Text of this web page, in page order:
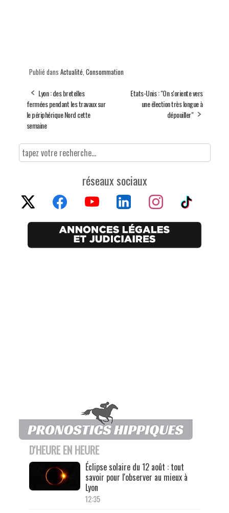
Publié dans Actualité Consommation
Lyon : des bretelles
fermées pendant les travaux sur
le périphérique Nord cette
semaine
Etats-Unis : "On s'oriente vers
une élection très longue à
dépouiller"
réseaux sociaux
D'HEURE EN HEURE
Éclipse solaire du 12 août : tout
savoir pour l'observer au mieux à
Lyon
12:35